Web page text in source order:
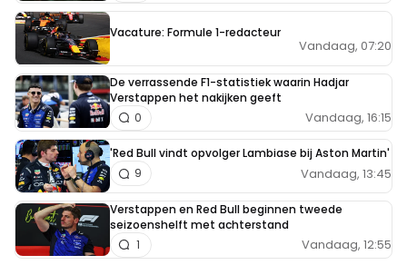
Vacature: Formule 1-redacteur
Vandaag, 07:20
De verrassende F1-statistiek waarin Hadjar
Verstappen het nakijken geeft
Vandaag, 16:15
0
'Red Bull vindt opvolger Lambiase bij Aston Martin'
Vandaag, 13:45
9
Verstappen en Red Bull beginnen tweede
seizoenshelft met achterstand
Vandaag, 12:55
1